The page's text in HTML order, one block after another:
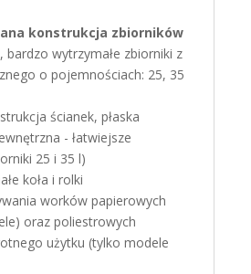
konstrukcja zbiorników
bardzo wytrzymałe zbiorniki z
o pojemnościach: 25, 35
ścianek, płaska
- łatwiejsze
25 i 35 l)
koła i rolki
worków papierowych
oraz poliestrowych
użytku (tylko modele